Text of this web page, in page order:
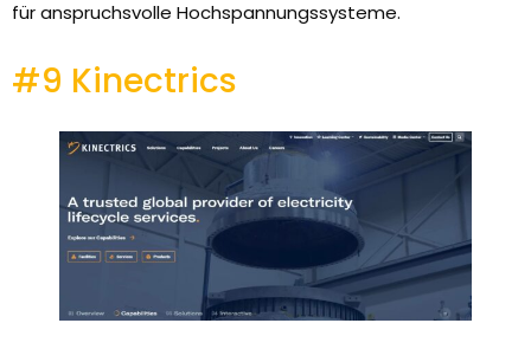
für anspruchsvolle Hochspannungssysteme.
#9 Kinectrics